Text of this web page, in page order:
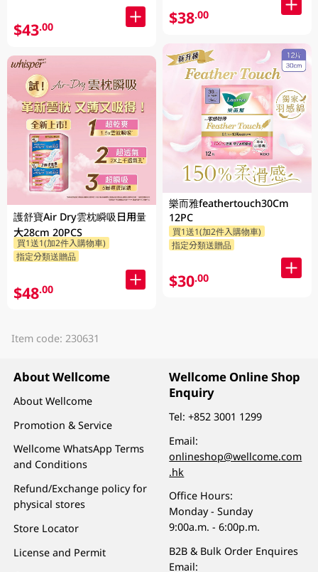
$43.00
護舒寶Air Dry雲枕瞬吸日用量
大28cm 20PCS
買1送1(加2件入購物車)
指定分類送贈品
$48.00
$38.00
樂而雅feathertouch30Cm
12PC
買1送1(加2件入購物車)
指定分類送贈品
$30.00
Item code: 230631
About Wellcome
About Wellcome
Promotion & Service
Wellcome WhatsApp Terms
and Conditions
Refund/Exchange policy for
physical stores
Store Locator
License and Permit
Wellcome Online Shop
Enquiry
Tel:+852 3001 1299
Email:
onlineshop@wellcome.com
.hk
Office Hours:
Monday - Sunday
9:00a.m. - 6:00p.m.
B2B & Bulk Order Enquires
Email: